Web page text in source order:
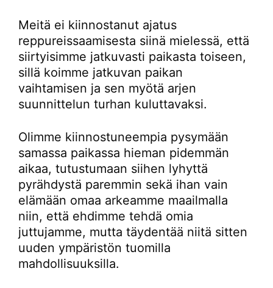
Meitä ei kiinnostanut ajatus
reppureissaamisesta siinä mielessä, että
siirtyisimme jatkuvasti paikasta toiseen,
sillä koimme jatkuvan paikan
vaihtamisen ja sen myötä arjen
suunnittelun turhan kuluttavaksi.
Olimme kiinnostuneempia pysymään
samassa paikassa hieman pidemmän
aikaa, tutustumaan siihen lyhyttä
pyrähdystä paremmin sekä ihan vain
elämään omaa arkeamme maailmalla
niin, että ehdimme tehdä omia
juttujamme, mutta täydentää niitä sitten
uuden ympäristön tuomilla
mahdollisuuksilla.